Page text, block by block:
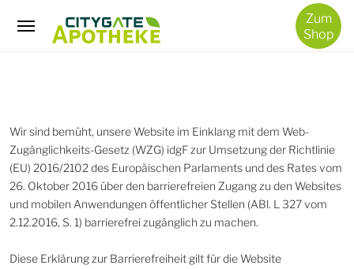
Zum
Shop
Barrierefreiheitserklärung
Wir sind bemüht, unsere Website im Einklang mit dem Web-
Zugänglichkeits-Gesetz (WZG) idgF zur Umsetzung der Richtlinie
(EU) 2016/2102 des Europäischen Parlaments und des Rates vom
26. Oktober 2016 über den barrierefreien Zugang zu den Websites
und mobilen Anwendungen öffentlicher Stellen (ABl. L 327 vom
2.12.2016, S. 1) barrierefrei zugänglich zu machen.
Diese Erklärung zur Barrierefreiheit gilt für die Website